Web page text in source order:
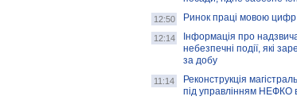
12:50 Ринок праці мовою
12:14
Інформація про
небезпечні події, які
за добу
11:14
Реконструкція
під управлінням НЕФКО